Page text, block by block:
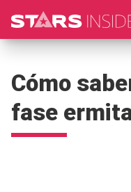
Cómo
fase